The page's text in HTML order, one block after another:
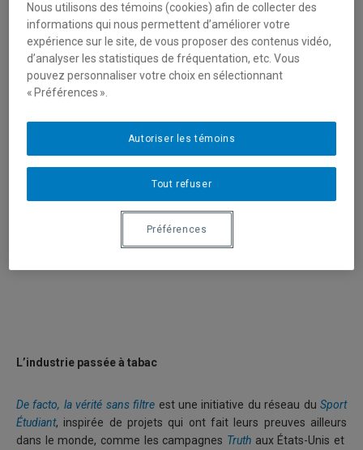
L’industrie passée à tabac
De facto, la vérité sans filtre est une initiative du réseau duSport
Étudiant, inspirée de projets qui ont fait leurs preuves ailleurs
dans le monde, comme les campagnes Truth aux États-Unis et
Nous utilisons des témoins (cookies) afin de collecter des
informations qui nous permettent d’améliorer votre
expérience sur le site, de vous proposer des contenus vidéo,
d’analyser les statistiques de fréquentation, etc. Vous
pouvez personnaliser votre choix en sélectionnant
« Préférences ».
Tout refuser
Autoriser les témoins
Préférences